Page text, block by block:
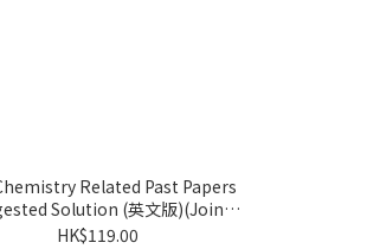
Related Past Papers
Solution (英文版)(Joint
Us)
HK$119.00